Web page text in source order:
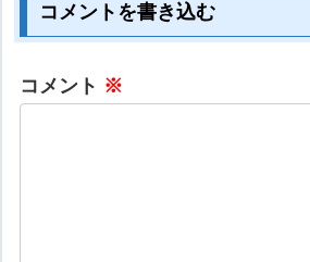
コメントを書き込む
コメント ※